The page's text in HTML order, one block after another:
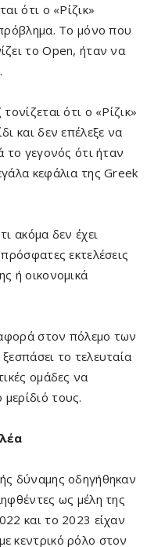
ότι ο «Ρίζικ»
Το μόνο που
το Open, ήταν να
ότι ο «Ρίζικ»
και δεν επέλεξε να
το γεγονός ότι ήταν
κεφάλια της Greek
ακόμα δεν έχει
εκτελέσεις
ή οικονομικά
στον πόλεμο των
το τελευταία
ομάδες να
τους.
δύναμης οδηγήθηκαν
ως μέλη της
και το 2023 είχαν
κεντρικό ρόλο στον